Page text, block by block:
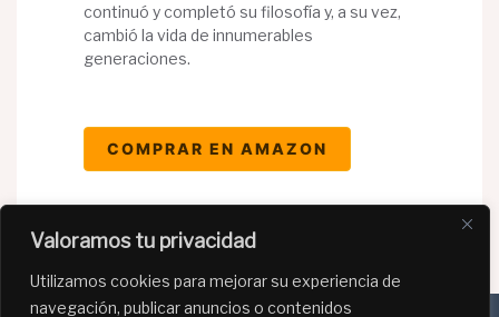
Valoramos tu privacidad
Utilizamos cookies para mejorar su experiencia de
navegación, publicar anuncios o contenidos
continuó y completó su filosofía y, a su vez,
cambió la vida de innumerables
generaciones.
COMPRAR EN AMAZON